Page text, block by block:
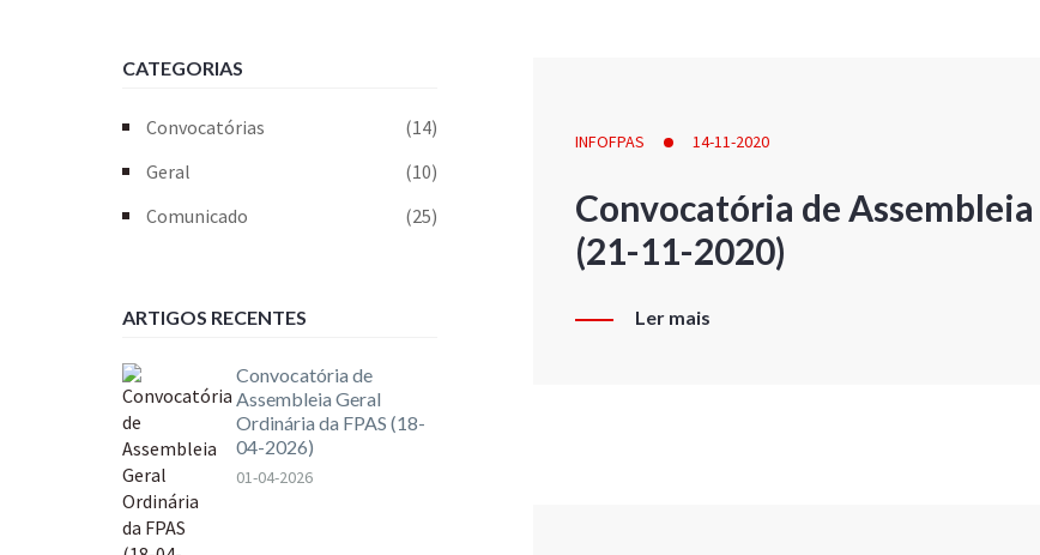
INFOFPAS 14-11-2020
Convocatória de
(21-11-2020)
Ler mais
CATEGORIAS
Convocatórias
(14)
Geral
(10)
Comunicado
(25)
ARTIGOS RECENTES
Convocatória de
Assembleia Geral
Ordinária da FPAS (18-
04-2026)
01-04-2026